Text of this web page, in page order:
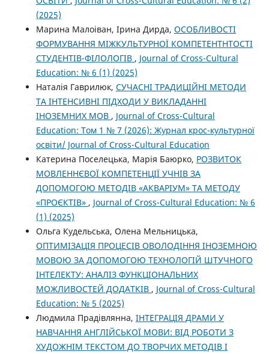
(2025)
Марина Малоіван, Ірина Дирда, ОСОБЛИВОСТІ
ФОРМУВАННЯ МІЖКУЛЬТУРНОЇ КОМПЕТЕНТНТОСТІ
СТУДЕНТІВ-ФІЛОЛОГІВ , Journal of Cross-Cultural
Education: № 6 (1) (2025)
Наталія Гаврилюк, СУЧАСНІ ТРАДИЦІЙНІ МЕТОДИ
ТА ІНТЕНСИВНІ ПІДХОДИ У ВИКЛАДАННІ
ІНОЗЕМНИХ МОВ , Journal of Cross-Cultural
Education: Том 1 № 7 (2026): Журнал крос-культурної
освіти/ Journal of Cross-Cultural Education
Катерина Поселецька, Марія Баюрко, РОЗВИТОК
МОВЛЕННЄВОЇ КОМПЕТЕНЦІЇ УЧНІВ ЗА
ДОПОМОГОЮ МЕТОДІВ «АКВАРІУМ» ТА МЕТОДУ
«ПРОЄКТІВ» , Journal of Cross-Cultural Education: № 6
(1) (2025)
Ольга Кудельська, Олена Мельницька,
ОПТИМІЗАЦІЯ ПРОЦЕСІВ ОВОЛОДІННЯ ІНОЗЕМНОЮ
МОВОЮ ЗА ДОПОМОГОЮ ТЕХНОЛОГІЙ ШТУЧНОГО
ІНТЕЛЕКТУ: АНАЛІЗ ФУНКЦІОНАЛЬНИХ
МОЖЛИВОСТЕЙ ДОДАТКІВ , Journal of Cross-Cultural
Education: № 5 (2025)
Людмила Прадівлянна, ІНТЕГРАЦІЯ ДРАМИ У
НАВЧАННЯ АНГЛІЙСЬКОЇ МОВИ: ВІД РОБОТИ З
ХУДОЖНІМ ТЕКСТОМ ДО ТВОРЧИХ МЕТОДІВ І